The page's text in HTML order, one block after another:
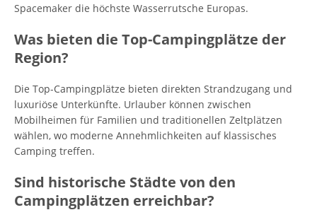
Spacemaker die höchste Wasserrutsche Europas.
Was bieten die Top-Campingplätze der
Region?
Die Top-Campingplätze bieten direkten Strandzugang und
luxuriöse Unterkünfte. Urlauber können zwischen
Mobilheimen für Familien und traditionellen Zeltplätzen
wählen, wo moderne Annehmlichkeiten auf klassisches
Camping treffen.
Sind historische Städte von den
Campingplätzen erreichbar?